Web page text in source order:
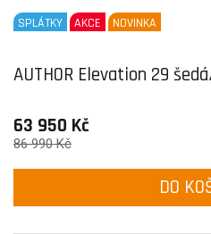
SPLÁTKY AKCE NOVINKA
AUTHOR Elevation 29
63 950 Kč
86 990 Kč
DO